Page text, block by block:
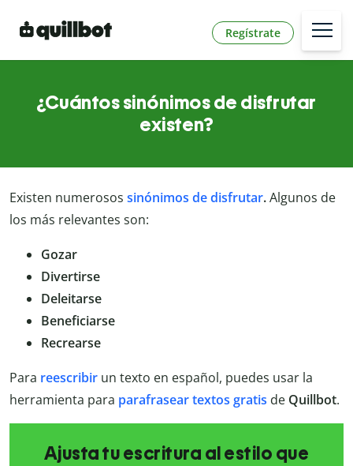
Regístrate
¿Cuántos sinónimos de disfrutar
existen?
Existen numerosos sinónimos de disfrutar.Algunos de
los más relevantes son:
Gozar
Divertirse
Deleitarse
Beneficiarse
Recrearse
Para reescribir un texto en español, puedes usar la
herramienta para parafrasear textos gratis de Quillbot.
Ajusta tu escritura al estilo que